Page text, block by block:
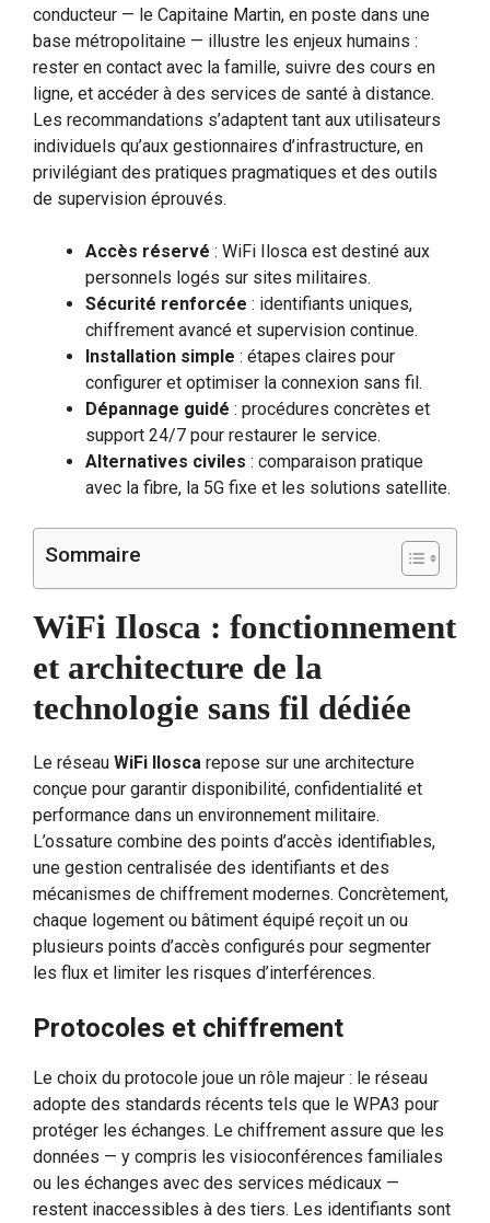
conducteur — le Capitaine Martin, en poste dans une
base métropolitaine — illustre les enjeux humains :
rester en contact avec la famille, suivre des cours en
ligne, et accéder à des services de santé à distance.
Les recommandations s’adaptent tant aux utilisateurs
individuels qu’aux gestionnaires d’infrastructure, en
privilégiant des pratiques pragmatiques et des outils
de supervision éprouvés.
Accès réservé : WiFi Ilosca est destiné aux
personnels logés sur sites militaires.
Sécurité renforcée : identifiants uniques,
chiffrement avancé et supervision continue.
Installation simple : étapes claires pour
configurer et optimiser la connexion sans fil.
Dépannage guidé : procédures concrètes et
support 24/7 pour restaurer le service.
Alternatives civiles : comparaison pratique
avec la fibre, la 5G fixe et les solutions satellite.
Sommaire
WiFi Ilosca : fonctionnement
et architecture de la
technologie sans fil dédiée
Le réseau WiFi Ilosca repose sur une architecture
conçue pour garantir disponibilité, confidentialité et
performance dans un environnement militaire.
L’ossature combine des points d’accès identifiables,
une gestion centralisée des identifiants et des
mécanismes de chiffrement modernes. Concrètement,
chaque logement ou bâtiment équipé reçoit un ou
plusieurs points d’accès configurés pour segmenter
les flux et limiter les risques d’interférences.
Protocoles et chiffrement
Le choix du protocole joue un rôle majeur : le réseau
adopte des standards récents tels que le WPA3 pour
protéger les échanges. Le chiffrement assure que les
données — y compris les visioconférences familiales
ou les échanges avec des services médicaux —
restent inaccessibles à des tiers. Les identifiants sont